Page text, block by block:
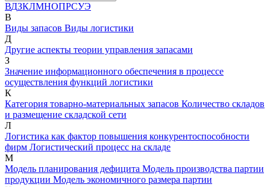
ВДЗКЛМНОПРСУЭ
В
Виды запасов Виды логистики
Д
Другие аспекты теории управления запасами
З
Значение информационного обеспечения в процессе
осуществления функций логистики
К
Категория товарно-материальных запасов Количество складов
и размещение складской сети
Л
Логистика как фактор повышения конкурентоспособности
фирм Логистический процесс на складе
М
Модель планирования дефицита Модель производства партии
продукции Модель экономичного размера партии